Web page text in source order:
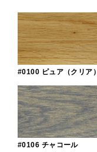
#0100 ピュア（クリア）
#0106 チャコール